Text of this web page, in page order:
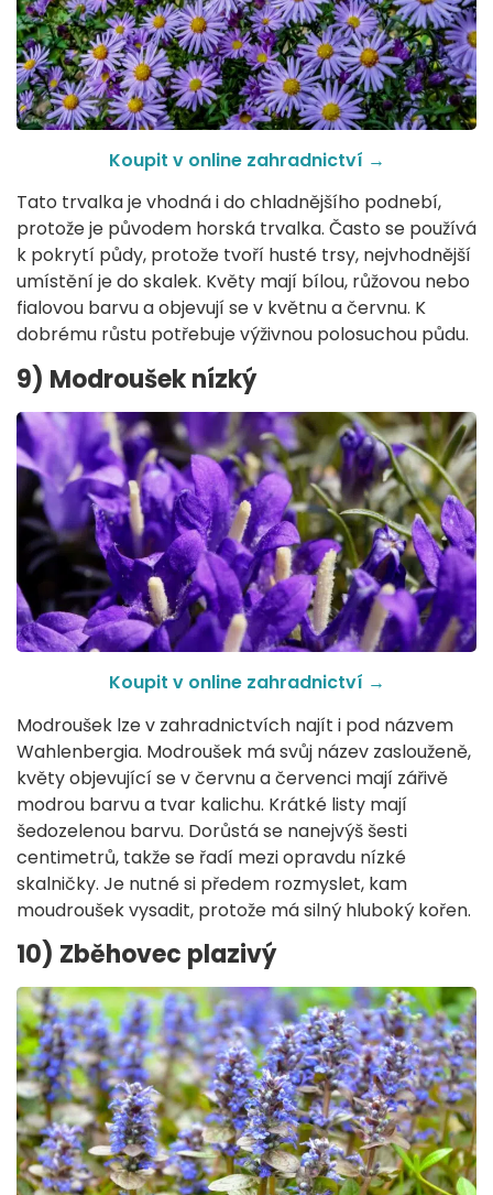
Koupit v online zahradnictví →
Tato trvalka je vhodná i do chladnějšího podnebí,
protože je původem horská trvalka. Často se používá
k pokrytí půdy, protože tvoří husté trsy, nejvhodnější
umístění je do skalek. Květy mají bílou, růžovou nebo
fialovou barvu a objevují se v květnu a červnu. K
dobrému růstu potřebuje výživnou polosuchou půdu.
9) Modroušek nízký
Koupit v online zahradnictví →
Modroušek lze v zahradnictvích najít i pod názvem
Wahlenbergia. Modroušek má svůj název zaslouženě,
květy objevující se v červnu a červenci mají zářivě
modrou barvu a tvar kalichu. Krátké listy mají
šedozelenou barvu. Dorůstá se nanejvýš šesti
centimetrů, takže se řadí mezi opravdu nízké
skalničky. Je nutné si předem rozmyslet, kam
moudroušek vysadit, protože má silný hluboký kořen.
10) Zběhovec plazivý